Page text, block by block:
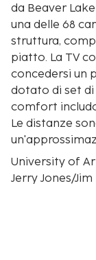
da Beaver
una delle 68
struttura,
piatto. La TV
concedersi un
dotato di set di
comfort
Le distanze
University of
Jerry Jones/